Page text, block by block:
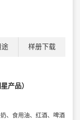
途 样册下载
产品）
、食用油、红酒、啤酒